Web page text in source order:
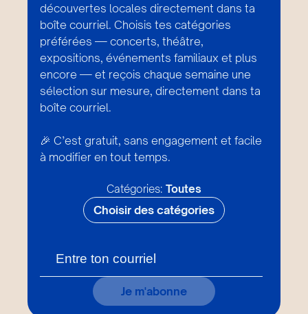
découvertes locales directement dans ta
boîte courriel. Choisis tes catégories
préférées — concerts, théâtre,
expositions, événements familiaux et plus
encore — et reçois chaque semaine une
sélection sur mesure, directement dans ta
boîte courriel.
🎉 C’est gratuit, sans engagement et facile
à modifier en tout temps.
Catégories: Toutes
Choisir des catégories
Je m'abonne